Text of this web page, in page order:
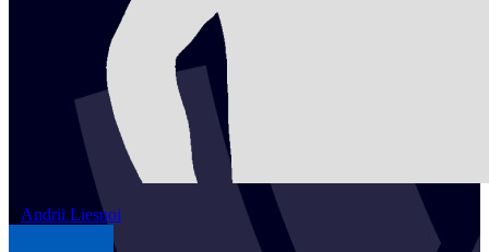
1 Andrii Liesnoi